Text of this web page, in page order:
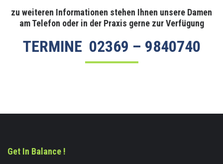
zu weiteren Informationen stehen Ihnen unsere Damen
am Telefon oder in der Praxis gerne zur Verfügung
TERMINE 02369 – 9840740
Get In Balance !